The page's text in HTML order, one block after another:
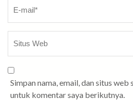
Simpan nama, email, dan situs web
untuk komentar saya berikutnya.